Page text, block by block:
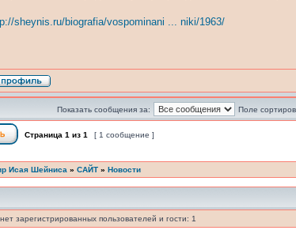
sheynis.ru/biografia/vospominani ... niki/1963/
Показать сообщения за: Поле
Страница 1 из 1 [ 1 сообщение ]
Исая Шейниса » САЙТ » Новости
зарегистрированных пользователей и гости: 1